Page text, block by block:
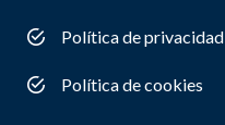
Política de privacidad
Política de cookies